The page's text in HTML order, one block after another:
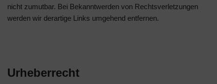
nicht zumutbar. Bei Bekanntwerden von Rechtsverletzungen
werden wir derartige Links umgehend entfernen.
Urheberrecht